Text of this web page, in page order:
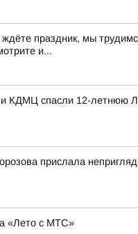
праздник, мы
и...
КДМЦ спасли 12-летнюю
прислала
«Лето с МТС»